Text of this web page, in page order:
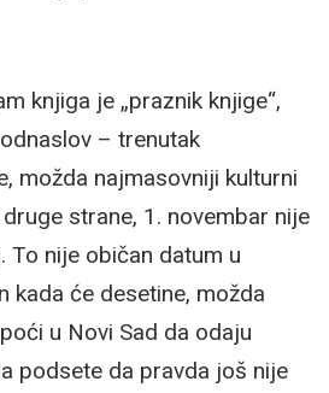
knjiga je „praznik knjige“,
– trenutak
možda najmasovniji kulturni
strane, 1. novembar nije
To nije običan datum u
kada će desetine, možda
u Novi Sad da odaju
podsete da pravda još nije